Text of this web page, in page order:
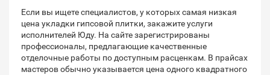
Если вы ищете специалистов, у которых самая низкая
цена укладки гипсовой плитки, закажите услуги
исполнителей Юду. На сайте зарегистрированы
профессионалы, предлагающие качественные
отделочные работы по доступным расценкам. В прайсах
мастеров обычно указывается цена одного квадратного